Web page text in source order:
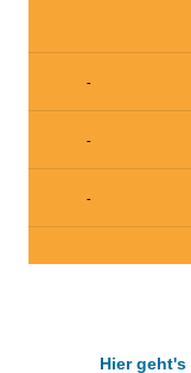
-
-
-
Hier geht's